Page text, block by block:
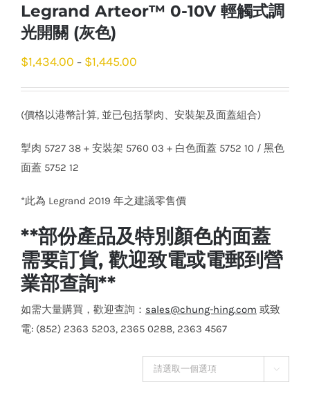
Legrand Arteor™ 0-10V 輕觸式調
光開關 (灰色)
$1,434.00 – $1,445.00
(價格以港幣計算, 並已包括掣肉、安裝架及面蓋組合)
掣肉 5727 38 + 安裝架 5760 03 + 白色面蓋 5752 10 / 黑色
面蓋 5752 12
*此為 Legrand 2019 年之建議零售價
**部份產品及特別顏色的面蓋
需要訂貨, 歡迎致電或電郵到營
業部查詢**
如需大量購買，歡迎查詢： sales@chung-hing.com 或致
電: (852) 2363 5203, 2365 0288, 2363 4567
